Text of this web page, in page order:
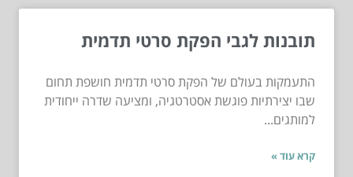
תובנות לגבי הפקת סרטי תדמית
התעמקות בעולם של הפקת סרטי תדמית חושפת תחום
שבו יצירתיות פוגשת אסטרטגיה, ומציעה שדרה ייחודית
למותגים...
קרא עוד »